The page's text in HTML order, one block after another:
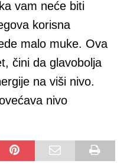
vam neće biti
korisna
malo muke. Ova
čini da glavobolja
na viši nivo.
nivo